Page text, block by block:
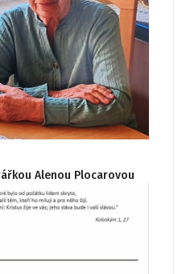
Alenou Plocarovou